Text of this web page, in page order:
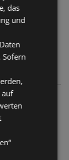
das
und
Sofern
auf